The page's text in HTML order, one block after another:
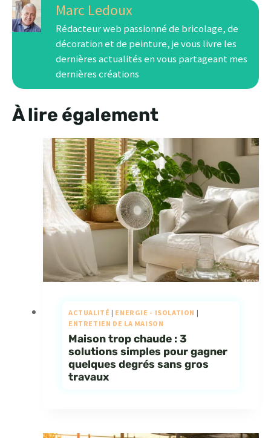
Marc Ledoux
Rédacteur web passionné de bricolage, de
décoration et de peinture, je vous livre les
dernières actualités en vous partageant mes
dernières créations
À lire également
ACTUALITÉ | ENERGIE - ISOLATION |
ENTRETIEN DE LA MAISON
Maison trop chaude : 3
solutions simples pour gagner
quelques degrés sans gros
travaux